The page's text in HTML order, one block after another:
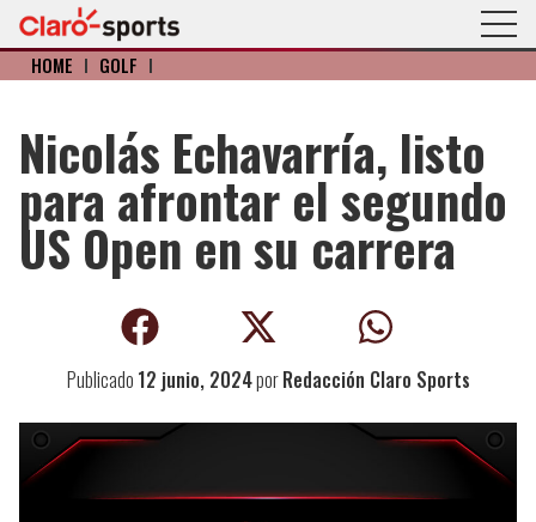
HOME I GOLF I
Nicolás Echavarría, listo
para afrontar el segundo
US Open en su carrera
Publicado 12 junio, 2024porRedacción Claro Sports